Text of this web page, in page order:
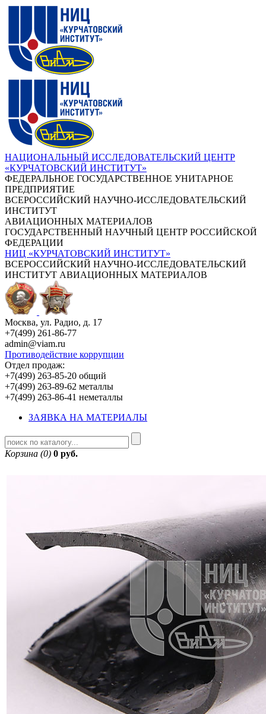
НАЦИОНАЛЬНЫЙ ИССЛЕДОВАТЕЛЬСКИЙ ЦЕНТР
«КУРЧАТОВСКИЙ ИНСТИТУТ»
ФЕДЕРАЛЬНОЕ ГОСУДАРСТВЕННОЕ УНИТАРНОЕ
ПРЕДПРИЯТИЕ
ВСЕРОССИЙСКИЙ НАУЧНО-ИССЛЕДОВАТЕЛЬСКИЙ
ИНСТИТУТ
АВИАЦИОННЫХ МАТЕРИАЛОВ
ГОСУДАРСТВЕННЫЙ НАУЧНЫЙ ЦЕНТР РОССИЙСКОЙ
ФЕДЕРАЦИИ
НИЦ «КУРЧАТОВСКИЙ ИНСТИТУТ»
ВСЕРОССИЙСКИЙ НАУЧНО-ИССЛЕДОВАТЕЛЬСКИЙ
ИНСТИТУТ АВИАЦИОННЫХ МАТЕРИАЛОВ
Москва, ул. Радио, д. 17
+7(499) 261-86-77
admin@viam.ru
Противодействие коррупции
Отдел продаж:
+7(499) 263-85-20 общий
+7(499) 263-89-62 металлы
+7(499) 263-86-41 неметаллы
ЗАЯВКА НА МАТЕРИАЛЫ
Корзина (0) 0 руб.